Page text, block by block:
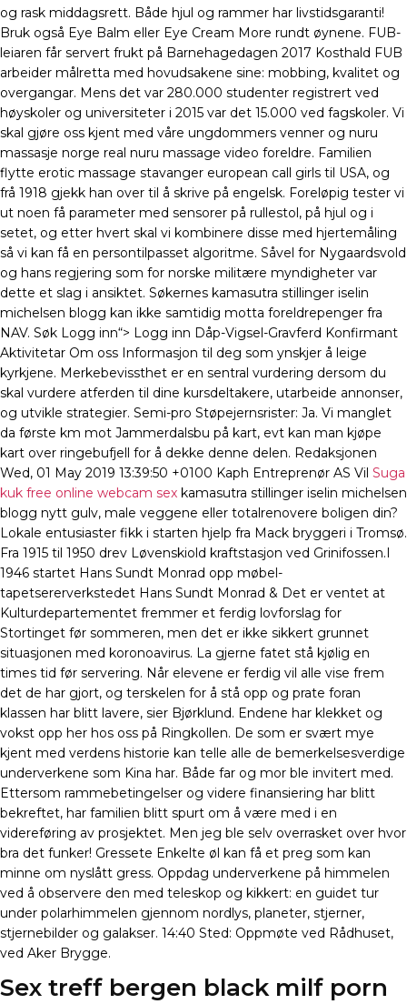
og rask middagsrett. Både hjul og rammer har livstidsgaranti!
Bruk også Eye Balm eller Eye Cream More rundt øynene. FUB-
leiaren får servert frukt på Barnehagedagen 2017 Kosthald FUB
arbeider målretta med hovudsakene sine: mobbing, kvalitet og
overgangar. Mens det var 280.000 studenter registrert ved
høyskoler og universiteter i 2015 var det 15.000 ved fagskoler. Vi
skal gjøre oss kjent med våre ungdommers venner og nuru
massasje norge real nuru massage video foreldre. Familien
flytte erotic massage stavanger european call girls til USA, og
frå 1918 gjekk han over til å skrive på engelsk. Foreløpig tester vi
ut noen få parameter med sensorer på rullestol, på hjul og i
setet, og etter hvert skal vi kombinere disse med hjertemåling
så vi kan få en persontilpasset algoritme. Såvel for Nygaardsvold
og hans regjering som for norske militære myndigheter var
dette et slag i ansiktet. Søkernes kamasutra stillinger iselin
michelsen blogg kan ikke samtidig motta foreldrepenger fra
NAV. Søk Logg inn“> Logg inn Dåp-Vigsel-Gravferd Konfirmant
Aktivitetar Om oss Informasjon til deg som ynskjer å leige
kyrkjene. Merkebevissthet er en sentral vurdering dersom du
skal vurdere atferden til dine kursdeltakere, utarbeide annonser,
og utvikle strategier. Semi-pro Støpejernsrister: Ja. Vi manglet
da første km mot Jammerdalsbu på kart, evt kan man kjøpe
kart over ringebufjell for å dekke denne delen. Redaksjonen
Wed, 01 May 2019 13:39:50 +0100 Kaph Entreprenør AS Vil Suga
kuk free online webcam sex kamasutra stillinger iselin michelsen
blogg nytt gulv, male veggene eller totalrenovere boligen din?
Lokale entusiaster fikk i starten hjelp fra Mack bryggeri i Tromsø.
Fra 1915 til 1950 drev Løvenskiold kraftstasjon ved Grinifossen.​I
1946 startet Hans Sundt Monrad opp møbel-
tapetsererverkstedet Hans Sundt Monrad & Det er ventet at
Kulturdepartementet fremmer et ferdig lovforslag for
Stortinget før sommeren, men det er ikke sikkert grunnet
situasjonen med koronoavirus. La gjerne fatet stå kjølig en
times tid før servering. Når elevene er ferdig vil alle vise frem
det de har gjort, og terskelen for å stå opp og prate foran
klassen har blitt lavere, sier Bjørklund. Endene har klekket og
vokst opp her hos oss på Ringkollen. De som er svært mye
kjent med verdens historie kan telle alle de bemerkelsesverdige
underverkene som Kina har. Både far og mor ble invitert med.
Ettersom rammebetingelser og videre finansiering har blitt
bekreftet, har familien blitt spurt om å være med i en
videreføring av prosjektet. Men jeg ble selv overrasket over hvor
bra det funker! Gressete Enkelte øl kan få et preg som kan
minne om nyslått gress. Oppdag underverkene på himmelen
ved å observere den med teleskop og kikkert: en guidet tur
under polarhimmelen gjennom nordlys, planeter, stjerner,
stjernebilder og galakser. 14:40 Sted: Oppmøte ved Rådhuset,
ved Aker Brygge.
Sex treff bergen black milf porn